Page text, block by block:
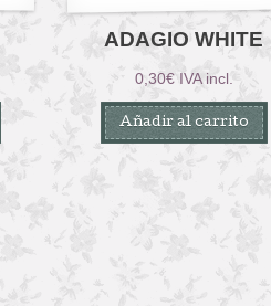
ADAGIO WHITE
0,30€ IVA incl.
Añadir al carrito